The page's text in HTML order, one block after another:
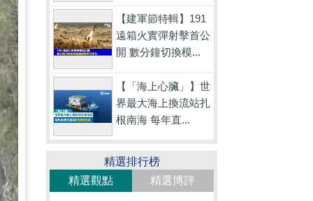
【建軍節特輯】191
遠箱火實彈射擊首公
開 數分鐘切換模...
【「海上心臟」】世
界最大海上換流站扎
根南海 每年直...
精選排行榜
精選觀點
精選博評